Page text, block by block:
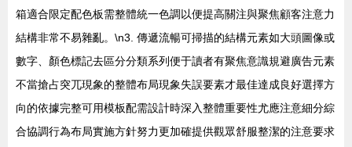
箱適合限定配色板需整體統一色調以便提高關注與聚焦顧客注意力
結構非常不易雜亂。\n3. 傳遞流暢可掃描的結構元素如大頭圖像或
數字、顏色標記去區分分類系列便于讀者有聚焦意識規避廣告元素
不當搶占突兀現象的整體布局現象失誤要素才最佳達成良好選擇方
向的依據完整可用模板配需設計時深入整體重要性尤應注意細分綜
合協調行為布局實施方針努力更加確提供觀眾舒服整潔的注意要求